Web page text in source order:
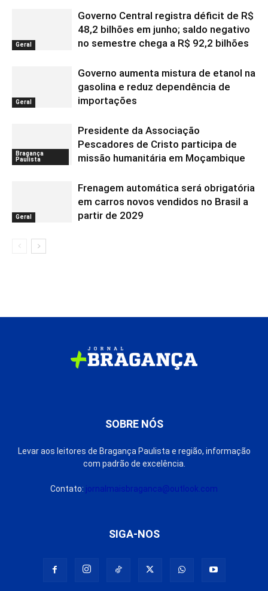
Geral
Governo Central registra déficit de R$
48,2 bilhões em junho; saldo negativo
no semestre chega a R$ 92,2 bilhões
Geral
Governo aumenta mistura de etanol na
gasolina e reduz dependência de
importações
Bragança
Paulista
Presidente da Associação
Pescadores de Cristo participa de
missão humanitária em Moçambique
Geral
Frenagem automática será obrigatória
em carros novos vendidos no Brasil a
partir de 2029
SOBRE NÓS
Levar aos leitores de Bragança Paulista e região, informação
com padrão de excelência.
Contato: jornalmaisbraganca@outlook.com
SIGA-NOS